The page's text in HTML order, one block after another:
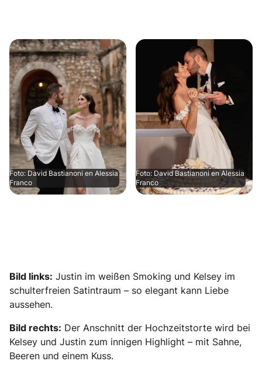
Foto: David Bastianoni en Alessia
Franco
Foto: David Bastianoni en Alessia
Franco
Bild links: Justin im weißen Smoking und Kelsey im
schulterfreien Satintraum – so elegant kann Liebe
aussehen.
Bild rechts: Der Anschnitt der Hochzeitstorte wird bei
Kelsey und Justin zum innigen Highlight – mit Sahne,
Beeren und einem Kuss.